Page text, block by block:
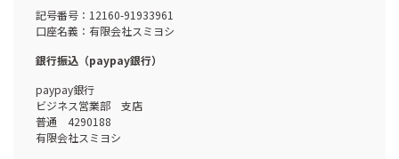
記号番号：12160-91933961
口座名義：有限会社スミヨシ
銀行振込（paypay銀行）
paypay銀行
ビジネス営業部 支店
普通 4290188
有限会社スミヨシ